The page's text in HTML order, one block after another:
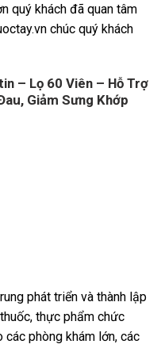
quý khách đã quan tâm
chúc quý khách
– Lọ 60 Viên – Hỗ Trợ
Giảm Sưng Khớp
phát triển và thành lập
thực phẩm chức
phòng khám lớn, các